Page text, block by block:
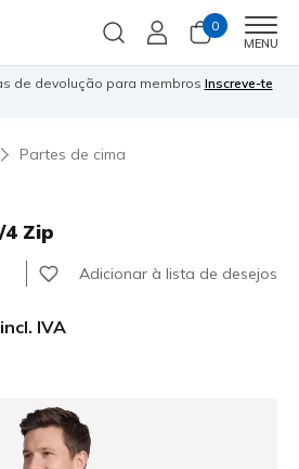
0
MENU
devolução para membrosInscreve-te⭐
Partes de cima
4 Zip
do clienteAdicionar à lista de desejos
de
incl. IVA